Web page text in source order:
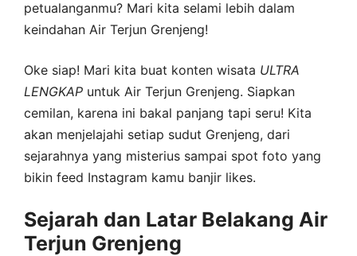
petualanganmu? Mari kita selami lebih dalam
keindahan Air Terjun Grenjeng!
Oke siap! Mari kita buat konten wisata ULTRA
LENGKAP untuk Air Terjun Grenjeng. Siapkan
cemilan, karena ini bakal panjang tapi seru! Kita
akan menjelajahi setiap sudut Grenjeng, dari
sejarahnya yang misterius sampai spot foto yang
bikin feed Instagram kamu banjir likes.
Sejarah dan Latar Belakang Air
Terjun Grenjeng